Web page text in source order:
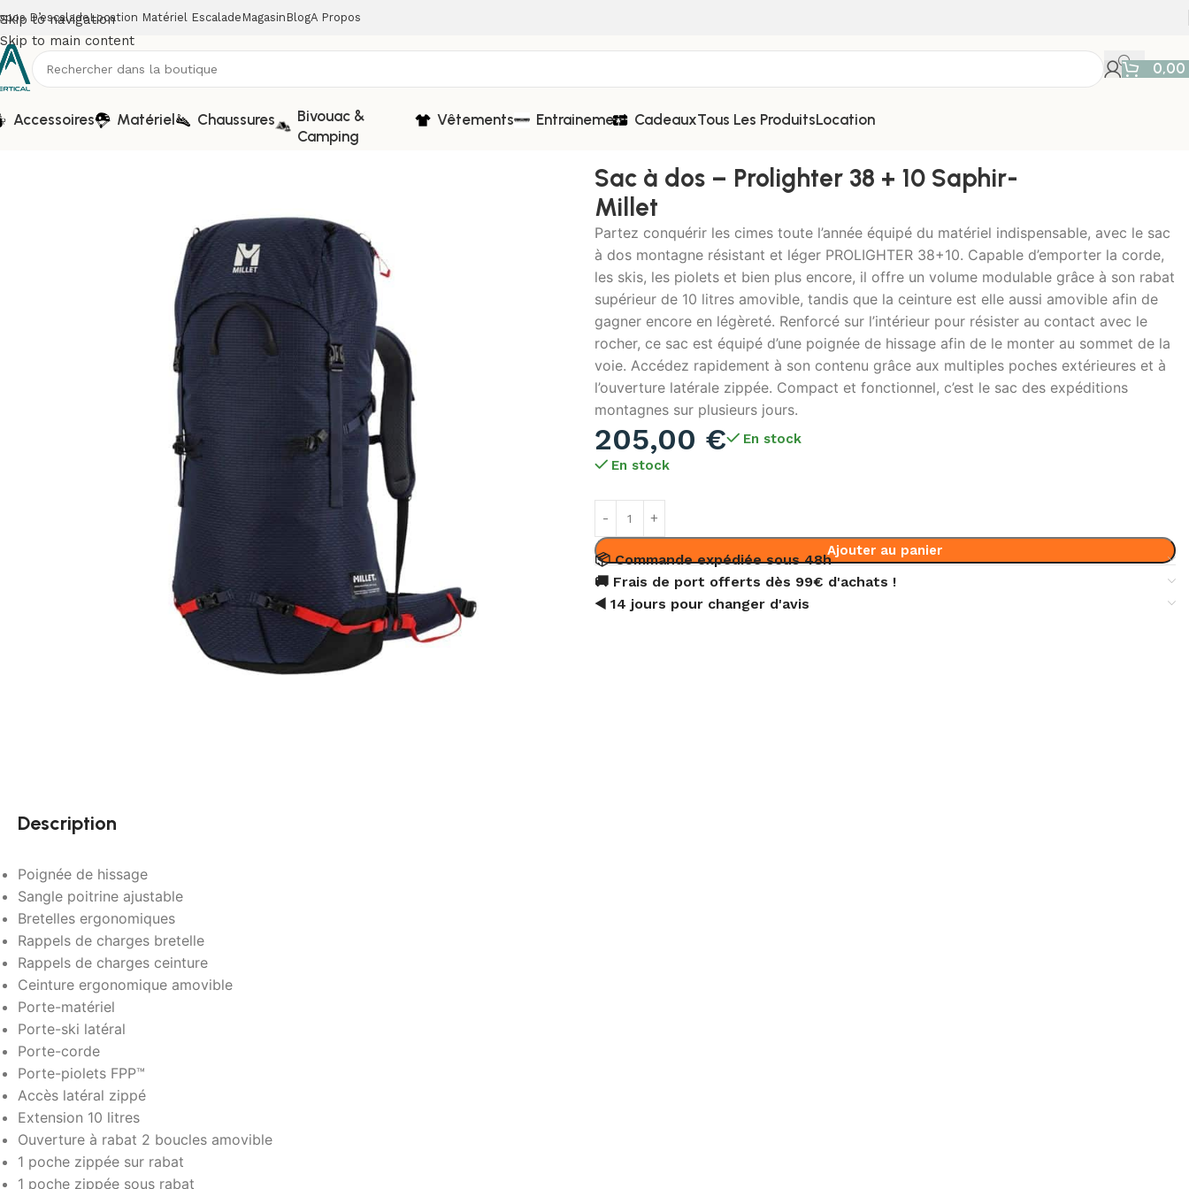
Skip to navigation
Skip to main content
D’escaladeLocation Matériel Escalade Magasin BlogA Propos
0,00
Accessoires Matériel Chaussures
Bivouac &
Camping
Vêtements Entrainement CadeauxTous Les ProduitsLocation
Sac à dos – Prolighter 38 + 10 Saphir-Millet
Sac à dos – Prolighter 38 + 10 Saphir-
Millet
Partez conquérir les cimes toute l’année équipé du matériel indispensable, avec le sac
à dos montagne résistant et léger PROLIGHTER 38+10. Capable d’emporter la corde,
les skis, les piolets et bien plus encore, il offre un volume modulable grâce à son rabat
supérieur de 10 litres amovible, tandis que la ceinture est elle aussi amovible afin de
gagner encore en légèreté. Renforcé sur l’intérieur pour résister au contact avec le
rocher, ce sac est équipé d’une poignée de hissage afin de le monter au sommet de la
voie. Accédez rapidement à son contenu grâce aux multiples poches extérieures et à
l’ouverture latérale zippée. Compact et fonctionnel, c’est le sac des expéditions
montagnes sur plusieurs jours.
205,00 €
En stock
En stock
Ajouter au panier
📦 Commande expédiée sous 48h
🚚 Frais de port offerts dès 99€ d'achats !
◀️ 14 jours pour changer d'avis
Description
Poignée de hissage
Sangle poitrine ajustable
Bretelles ergonomiques
Rappels de charges bretelle
Rappels de charges ceinture
Ceinture ergonomique amovible
Porte-matériel
Porte-ski latéral
Porte-corde
Porte-piolets FPP™
Accès latéral zippé
Extension 10 litres
Ouverture à rabat 2 boucles amovible
1 poche zippée sur rabat
1 poche zippée sous rabat